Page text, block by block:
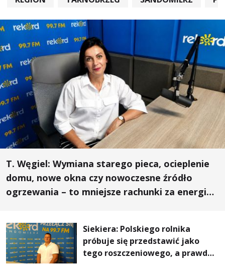
T. Węgiel: Wymiana starego pieca, ocieplenie
domu, nowe okna czy nowoczesne źródło
ogrzewania – to mniejsze rachunki za energię,
Siekiera: Polskiego rolnika
próbuje się przedstawić jako
tego roszczeniowego, a prawda